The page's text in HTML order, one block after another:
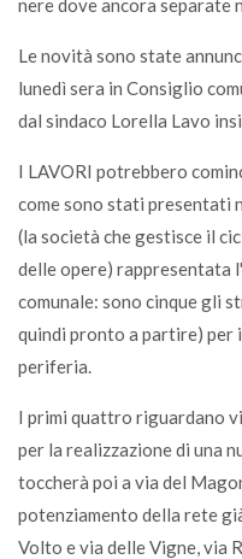
nere dove ancora separate
Le novità sono state
lunedì sera in Consiglio
dal sindaco Lorella Lavo
I LAVORI potrebbero
come sono stati presentati
(la società che gestisce il
delle opere) rappresentata
comunale: sono cinque gli
quindi pronto a partire)
periferia.
I primi quattro riguardano
per la realizzazione di una
toccherà poi a via del
potenziamento della rete
Volto e via delle Vigne, via